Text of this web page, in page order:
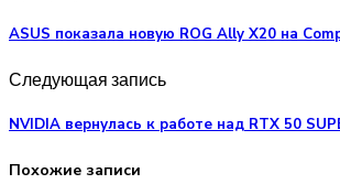
ASUS показала новую ROG Ally X20 на
Следующая запись
NVIDIA вернулась к работе над RTX 50
Похожие записи